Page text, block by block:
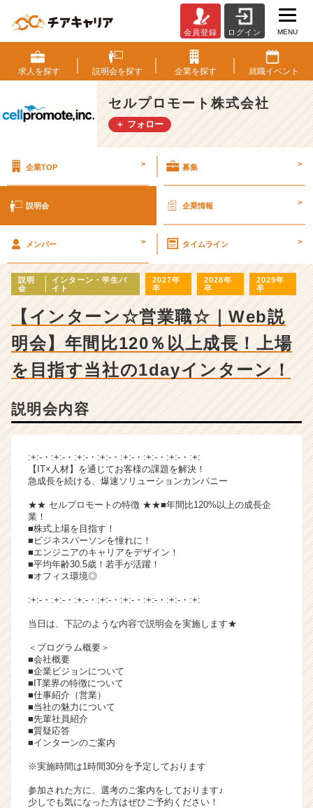
ル
プ
ロ
モ
ー
ト
社
明
細
ン
ャ
ー・
成
業
か
ス
カ
ト
届
く
就
サ
ト
キ
ャ
h
e
r
C
会員登録 ログイン MENU
求人を探す 説明会を探す 企業を探す 就職イベント
セルプロモート株式会社
＋ フォロー
企業TOP > 募集 >
説明会 企業情報 >
メンバー > タイムライン >
説明
会
インターン・学生バ
イト
2027年
卒
2028年
卒
2029年
卒
【インターン☆営業職☆｜Web説
明会】年間比120％以上成長！上場
を目指す当社の1dayインターン！
説明会内容
:+:-・:+:-・:+:-・:+:-・:+:-・:+:-・:+:-・:+:
【IT×人材】を通じてお客様の課題を解決！
急成長を続ける、爆速ソリューションカンパニー
★★ セルプロモートの特徴 ★★■年間比120%以上の成長企
業！
■株式上場を目指す！
■ビジネスパーソンを憧れに！
■エンジニアのキャリアをデザイン！
■平均年齢30.5歳！若手が活躍！
■オフィス環境◎
:+:-・:+:-・:+:-・:+:-・:+:-・:+:-・:+:-・:+:
当日は、下記のような内容で説明会を実施します★
＜プログラム概要＞
■会社概要
■企業ビジョンについて
■IT業界の特徴について
■仕事紹介（営業）
■当社の魅力について
■先輩社員紹介
■質疑応答
■インターンのご案内
※実施時間は1時間30分を予定しております
参加された方に、選考のご案内をしております♪
少しでも気になった方はぜひご予約ください！